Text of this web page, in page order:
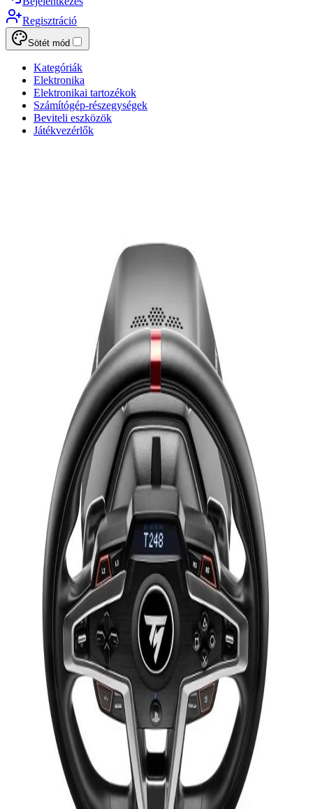
Regisztráció
Sötét mód
Kategóriák
Elektronika
Elektronikai tartozékok
Számítógép-részegységek
Beviteli eszközök
Játékvezérlők